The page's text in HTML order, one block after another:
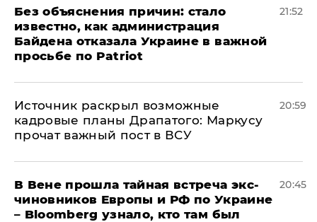
Без объяснения причин: стало
известно, как администрация
Байдена отказала Украине в важной
просьбе по Patriot
21:52
​Источник раскрыл возможные
кадровые планы Драпатого: Маркусу
прочат важный пост в ВСУ
20:59
В Вене прошла тайная встреча экс-
чиновников Европы и РФ по Украине
– Bloomberg узнало, кто там был
20:45